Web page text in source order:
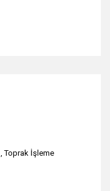
,Toprak İşleme